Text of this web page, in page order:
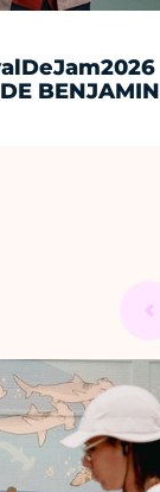
BENJAMIN